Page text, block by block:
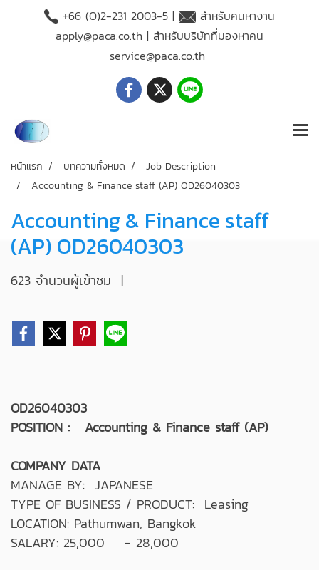
+66 (O)2-231 2003-5 |
สำหรับคนหางาน
apply@paca.co.th | สำหรับบริษัทที่มองหาคน
service@paca.co.th
หน้าแรก บทความทั้งหมด
Job Description
Accounting & Finance staff (AP) OD26040303
Accounting & Finance staff
(AP) OD26040303
623 จำนวนผู้เข้าชม |
OD26040303
POSITION : Accounting & Finance staff (AP)
COMPANY DATA
MANAGE BY: JAPANESE
TYPE OF BUSINESS / PRODUCT: Leasing
LOCATION: Pathumwan, Bangkok
SALARY: 25,000 - 28,000